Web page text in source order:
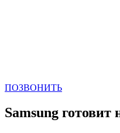
ПОЗВОНИТЬ
Samsung